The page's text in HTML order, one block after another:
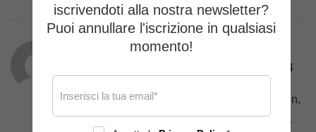
14/07/2024
Pettorina di eccelsa fattura.Ottima in design,
confort e sicurezza.la consiglio vivamente.
iscrivendoti alla nostra newsletter?
Puoi annullare l'iscrizione in qualsiasi
momento!